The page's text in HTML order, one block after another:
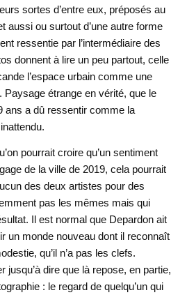
sortes d’entre eux, préposés au
aussi ou surtout d’une autre forme
ressentie par l’intermédiaire des
donnent à lire un peu partout, celle
l’espace urbain comme une
Paysage étrange en vérité, que le
ans a dû ressentir comme la
pourrait croire qu’un sentiment
de la ville de 2019, cela pourrait
des deux artistes pour des
pas les mêmes mais qui
Il est normal que Depardon ait
un monde nouveau dont il reconnaît
qu’il n’a pas les clefs.
jusqu’à dire que là repose, en partie,
: le regard de quelqu’un qui